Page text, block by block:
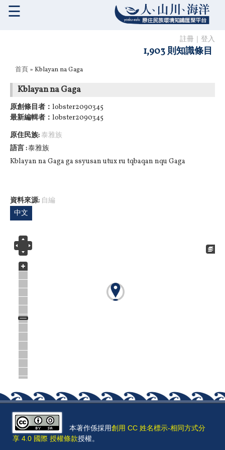
註冊 登入
1,903 則知識條目
☰
您在這裡
首頁 » Kblayan na Gaga
Kblayan na Gaga
原創條目者： lobster2090345
最新編輯者： lobster2090345
原住民族: 泰雅族
語言 泰雅族
Kblayan na Gaga ga ssyusan utux ru tqbaqan nqu Gaga
資料來源: 自編
中文
本著作係採用創用 CC 姓名標示-相同方式分
享 4.0 國際 授權條款授權。